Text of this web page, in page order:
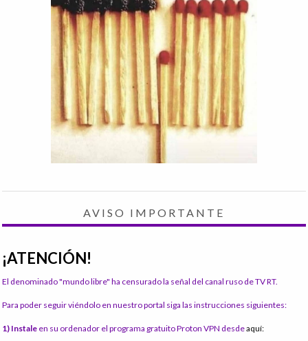
AVISO IMPORTANTE
¡ATENCIÓN!
El denominado "mundo libre" ha censurado la señal del canal ruso de TV RT.
Para poder seguir viéndolo en nuestro portal siga las instrucciones siguientes:
1) Instale en su ordenador el programa gratuito Proton VPN desdeaquí: